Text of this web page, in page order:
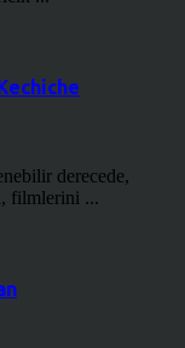
derecede,
filmlerini ...